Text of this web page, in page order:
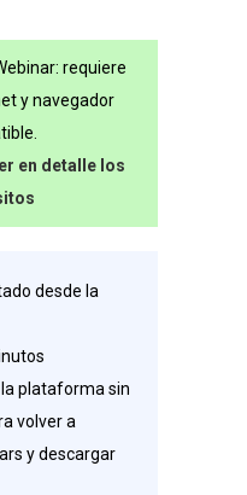
requiere
y navegador
en detalle los
desde la
plataforma sin
volver a
y descargar